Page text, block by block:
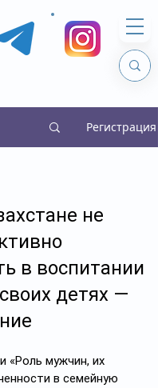
Регистрация
не
в воспитании
детях —
«Роль мужчин, их
в семейную